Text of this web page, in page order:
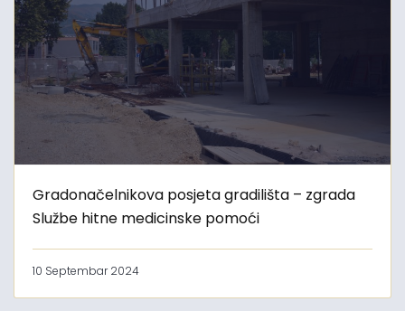
Gradonačelnikova posjeta gradilišta – zgrada
Službe hitne medicinske pomoći
10 Septembar 2024